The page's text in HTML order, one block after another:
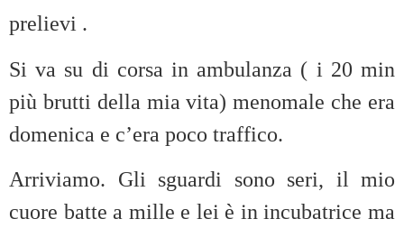
prelievi .
Si va su di corsa in ambulanza ( i 20 min
più brutti della mia vita) menomale che era
domenica e c’era poco traffico.
Arriviamo. Gli sguardi sono seri, il mio
cuore batte a mille e lei è in incubatrice ma